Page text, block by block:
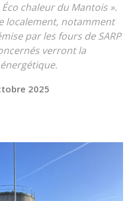
chaleur du Mantois ».
localement, notamment
par les fours de SARP
verront la
2025